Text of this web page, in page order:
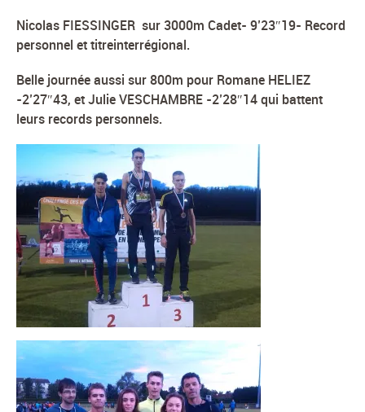
Nicolas FIESSINGER sur 3000m Cadet- 9’23″19- Record
personnel et titreinterrégional.
Belle journée aussi sur 800m pour Romane HELIEZ
-2’27″43, et Julie VESCHAMBRE -2’28″14 qui battent
leurs records personnels.